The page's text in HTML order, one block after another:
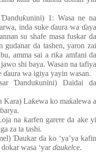
Ɗanduƙunini) 1: Wasa ne na
inda suke ɗaura wa ɗaya
su shafe masa fuskar da
gudanar da tashen, yaron zai
amma sai a riƙa amfani da
jawo shi baya. Wasan na tafiya
ɗaura wa igiya yayin wasan.
Ɗanduƙunini) Daidai da
Kara) Laƙewa ko maƙalewa a
ɓarya.
na ƙarfen garere da ake yi
za ta tashi.
Ɗaukar ɗa ko ‘ya’ya kafin
dokar wasa ‘yarɗaukelce.